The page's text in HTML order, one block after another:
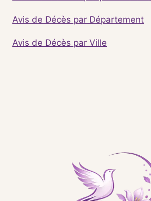
Avis de Décès par Département
Avis de Décès par Ville